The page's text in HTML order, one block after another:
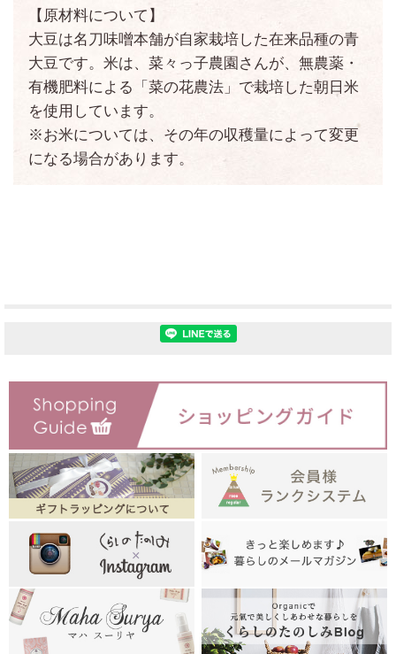
【原材料について】
大豆は名刀味噌本舗が自家栽培した在来品種の青
大豆です。米は、菜々っ子農園さんが、無農薬・
有機肥料による「菜の花農法」で栽培した朝日米
を使用しています。
※お米については、その年の収穫量によって変更
になる場合があります。